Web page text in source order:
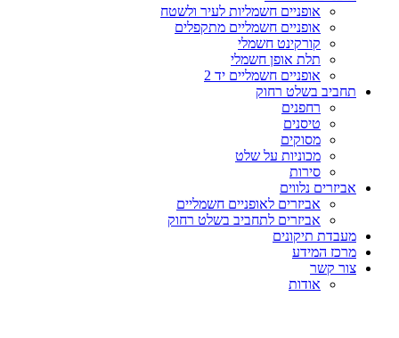
אופניים חשמליות לעיר ולשטח
אופניים חשמליים מתקפלים
קורקינט חשמלי
תלת אופן חשמלי
אופניים חשמליים יד 2
תחביב בשלט רחוק
רחפנים
טיסנים
מסוקים
מכוניות על שלט
סירות
אביזרים נלווים
אביזרים לאופניים חשמליים
אביזרים לתחביב בשלט רחוק
מעבדת תיקונים
מרכז המידע
צור קשר
אודות